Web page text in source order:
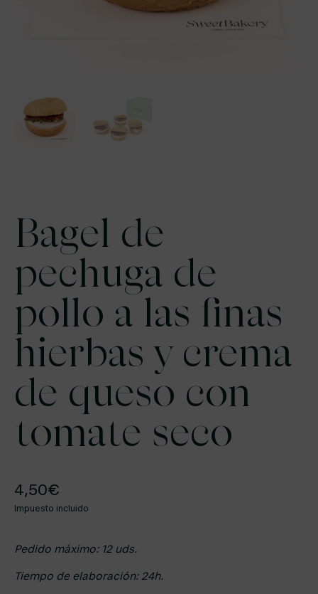
Bagel de
pechuga de
pollo a las finas
hierbas y crema
de queso con
tomate seco
4,50€
Impuesto incluido
Pedido máximo: 12 uds.
Tiempo de elaboración: 24h.